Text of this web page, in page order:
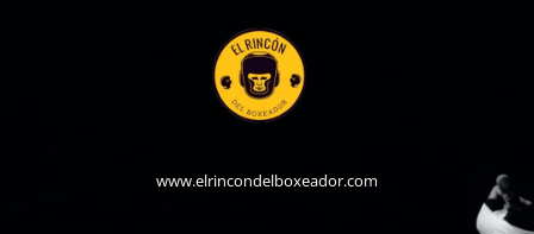
www.elrincondelboxeador.com